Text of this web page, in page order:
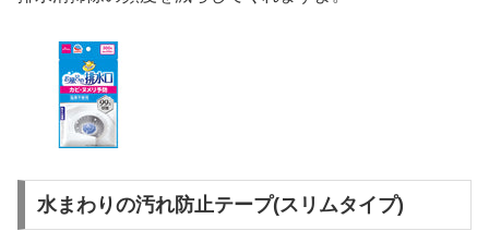
水まわりの汚れ防止テープ(スリムタイプ)